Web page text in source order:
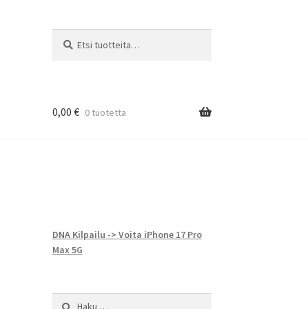
0,00 € 0 tuotetta
DNA Kilpailu -> Voita iPhone 17 Pro
Max 5G
Haku: